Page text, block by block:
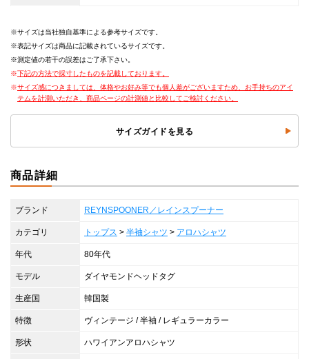
サイズは当社独自基準による参考サイズです。
表記サイズは商品に記載されているサイズです。
測定値の若干の誤差はご了承下さい。
下記の方法で採寸したものを記載しております。
サイズ感につきましては、体格やお好み等でも個人差がございますため、お手持ちのアイ
テムを計測いただき、商品ページの計測値と比較してご検討ください。
サイズガイドを見る
商品詳細
ブランド REYNSPOONER／レインスプーナー
カテゴリ トップス > 半袖シャツ > アロハシャツ
年代 80年代
モデル ダイヤモンドヘッドタグ
生産国 韓国製
特徴 ヴィンテージ / 半袖 / レギュラーカラー
形状 ハワイアンアロハシャツ